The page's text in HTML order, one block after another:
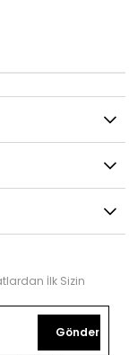
İlk Sizin
Gönder